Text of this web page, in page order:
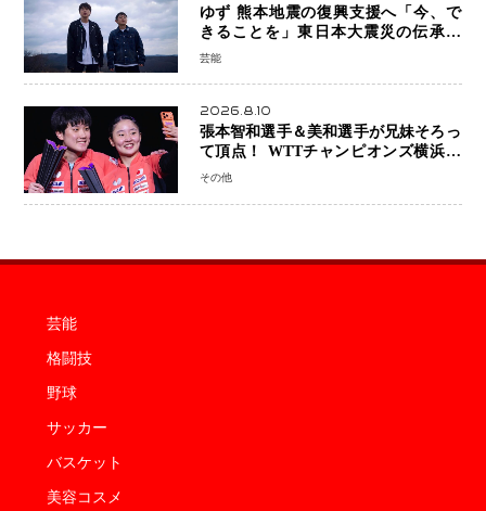
ゆず 熊本地震の復興支援へ「今、で
きることを」東日本大震災の伝承歌
「幾重」ライブ音源を配信、収益を全
芸能
2026.8.10
張本智和選手＆美和選手が兄妹そろっ
て頂点！ WTTチャンピオンズ横浜で
史上初の快挙 2人で約1264万円の優
その他
芸能
格闘技
野球
サッカー
バスケット
美容コスメ